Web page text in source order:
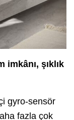
imkânı, şıklık
gyro-sensör
fazla çok